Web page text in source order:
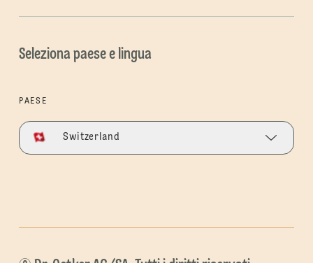
Seleziona paese e lingua
PAESE
Switzerland